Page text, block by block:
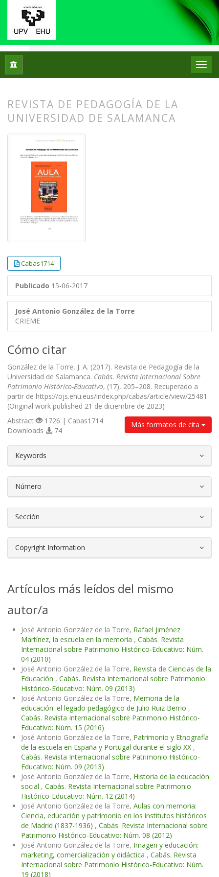
Inicio Reseñas bibliográficas
REVISTA DE PEDAGOGÍA DE LA
UNIVERSIDAD DE SALAMANCA
Cabas1714
Publicado 15-06-2017
José Antonio González de la Torre
CRIEME
Cómo citar
González de la Torre, J. A. (2017). Revista de Pedagogía de la
Universidad de Salamanca. Cabás. Revista Internacional Sobre
Patrimonio Histórico-Educativo, (17), 205–208. Recuperado a
partir de https://ojs.ehu.eus/index.php/cabas/article/view/25481
(Original work published 21 de diciembre de 2023)
Más formatos de cita
Abstract
1726 | Cabas1714
Downloads
74
Keywords
Número
Sección
Copyright Information
Artículos más leídos del mismo
autor/a
José Antonio González de la Torre, Rafael Jiménez
Martínez, la escuela en la memoria , Cabás. Revista
Internacional sobre Patrimonio Histórico-Educativo: Núm.
04 (2010)
José Antonio González de la Torre, Revista de Ciencias de la
Educación , Cabás. Revista Internacional sobre Patrimonio
Histórico-Educativo: Núm. 09 (2013)
José Antonio González de la Torre, Memoria de la
educación: el legado pedagógico de Julio Ruiz Berrio ,
Cabás. Revista Internacional sobre Patrimonio Histórico-
Educativo: Núm. 15 (2016)
José Antonio González de la Torre, Patrimonio y Etnografía
de la escuela en España y Portugal durante el siglo XX ,
Cabás. Revista Internacional sobre Patrimonio Histórico-
Educativo: Núm. 09 (2013)
José Antonio González de la Torre, Historia de la educación
social , Cabás. Revista Internacional sobre Patrimonio
Histórico-Educativo: Núm. 12 (2014)
José Antonio González de la Torre, Aulas con memoria:
Ciencia, educación y patrimonio en los institutos históricos
de Madrid (1837-1936) , Cabás. Revista Internacional sobre
Patrimonio Histórico-Educativo: Núm. 08 (2012)
José Antonio González de la Torre, Imagen y educación:
marketing, comercialización y didáctica , Cabás. Revista
Internacional sobre Patrimonio Histórico-Educativo: Núm.
19 (2018)